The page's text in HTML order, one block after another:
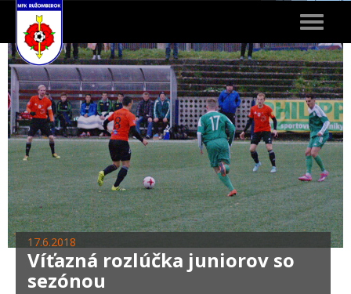
Toggle
17.6.2018
Víťazná rozlúčka juniorov so
sezónou